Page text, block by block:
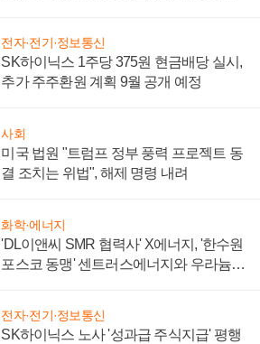
전자·전기·정보통신
SK하이닉스 1주당 375원 현금배당 실시,
추가 주주환원 계획 9월 공개 예정
사회
미국 법원 "트럼프 정부 풍력 프로젝트 동
결 조치는 위법", 해제 명령 내려
화학·에너지
'DL이앤씨 SMR 협력사' X에너지, '한수원
포스코 동맹' 센트러스에너지와 우라늄
전자·전기·정보통신
SK하이닉스 노사 '성과급 주식지급' 평행